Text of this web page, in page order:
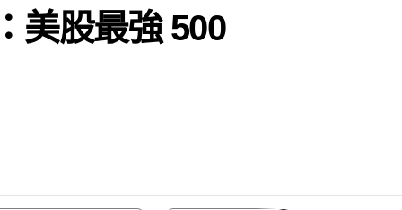
美股最強 500